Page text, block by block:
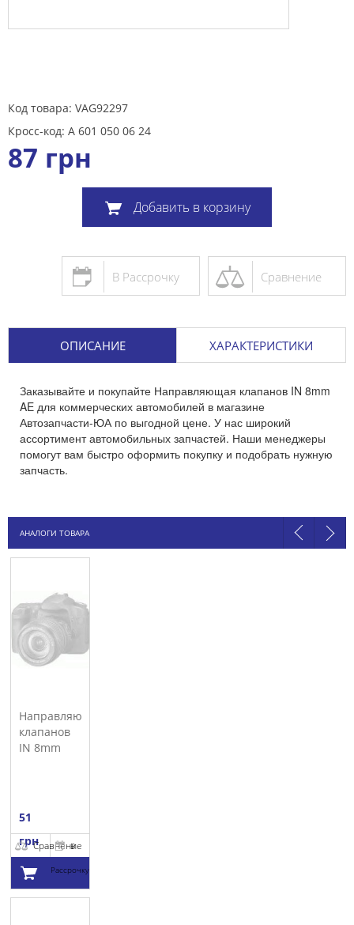
Код товара: VAG92297
Кросс-код: A 601 050 06 24
87 грн
Добавить в корзину
Сравнение
В Рассрочку
ОПИСАНИЕ ХАРАКТЕРИСТИКИ
Заказывайте и покупайте Направляющая клапанов IN 8mm
AE для коммерческих автомобилей в магазине
Автозапчасти-ЮА по выгодной цене. У нас широкий
ассортимент автомобильных запчастей. Наши менеджеры
помогут вам быстро оформить покупку и подобрать нужную
запчасть.
АНАЛОГИ ТОВАРА
Направляющая
клапанов
IN 8mm
51
грнСравнение
В
Рассрочку